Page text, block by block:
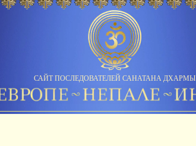
САЙТ ПОСЛЕДОВАТЕЛЕЙ САНАТАНА ДХАРМЫ